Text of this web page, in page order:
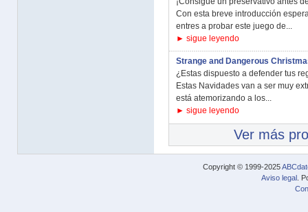
Con esta breve introducción
entres a probar este juego de...
► sigue leyendo
Strange and Dangerous
¿Estas dispuesto a defender tus
Estas Navidades van a ser muy
está atemorizando a los...
► sigue leyendo
Ver más
Copyright © 1999-2025
Aviso legal .